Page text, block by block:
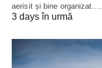
aerisit și bine organizat.…
3 days în urmă